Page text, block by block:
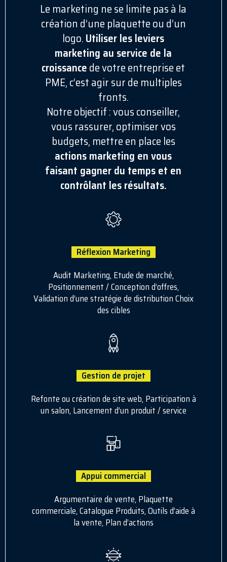
Le marketing ne se limite pas à la
création d’une plaquette ou d’un
logo.Utiliser les leviers
marketing au service de la
croissancede votre entreprise et
PME, c’est agir sur de multiples
fronts.
Notre objectif : vous conseiller,
vous rassurer, optimiser vos
budgets, mettre en place les
actions marketing en vous
faisant gagner du temps et en
contrôlant les résultats.
Réflexion Marketing
Audit Marketing, Etude de marché,
Positionnement / Conception d’offres,
Validation d’une stratégie de distribution Choix
des cibles
Gestion de projet
Refonte ou création de site web, Participation à
un salon, Lancement d’un produit / service
Appui commercial
Argumentaire de vente, Plaquette
commerciale, Catalogue Produits, Outils d’aide à
la vente, Plan d’actions